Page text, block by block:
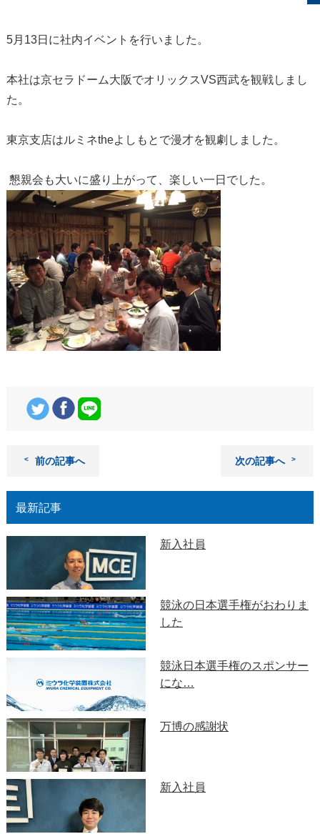
5月13日に社内イベントを行いました。
本社は京セラドーム大阪でオリックスVS西武を観戦しまし
た。
東京支店はルミネtheよしもとで漫才を観劇しました。
懇親会も大いに盛り上がって、楽しい一日でした。
前の記事へ 次の記事へ
最新記事
新入社員
競泳の日本選手権がおわりま
した
競泳日本選手権のスポンサー
にな…
万博の感謝状
新入社員